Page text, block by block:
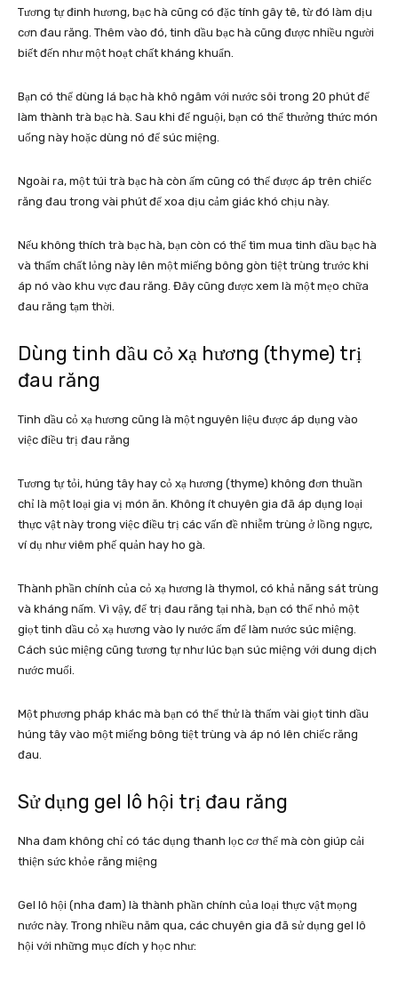
Tương tự đinh hương, bạc hà cũng có đặc tính gây tê, từ đó làm dịu
cơn đau răng. Thêm vào đó, tinh dầu bạc hà cũng được nhiều người
biết đến như một hoạt chất kháng khuẩn.
Bạn có thể dùng lá bạc hà khô ngâm với nước sôi trong 20 phút để
làm thành trà bạc hà. Sau khi để nguội, bạn có thể thưởng thức món
uống này hoặc dùng nó để súc miệng.
Ngoài ra, một túi trà bạc hà còn ấm cũng có thể được áp trên chiếc
răng đau trong vài phút để xoa dịu cảm giác khó chịu này.
Nếu không thích trà bạc hà, bạn còn có thể tìm mua tinh dầu bạc hà
và thấm chất lỏng này lên một miếng bông gòn tiệt trùng trước khi
áp nó vào khu vực đau răng. Đây cũng được xem là một mẹo chữa
đau răng tạm thời.
Dùng tinh dầu cỏ xạ hương (thyme) trị
đau răng
Tinh dầu cỏ xạ hương cũng là một nguyên liệu được áp dụng vào
việc điều trị đau răng
Tương tự tỏi, húng tây hay cỏ xạ hương (thyme) không đơn thuần
chỉ là một loại gia vị món ăn. Không ít chuyên gia đã áp dụng loại
thực vật này trong việc điều trị các vấn đề nhiễm trùng ở lồng ngực,
ví dụ như viêm phế quản hay ho gà.
Thành phần chính của cỏ xạ hương là thymol, có khả năng sát trùng
và kháng nấm. Vì vậy, để trị đau răng tại nhà, bạn có thể nhỏ một
giọt tinh dầu cỏ xạ hương vào ly nước ấm để làm nước súc miệng.
Cách súc miệng cũng tương tự như lúc bạn súc miệng với dung dịch
nước muối.
Một phương pháp khác mà bạn có thể thử là thấm vài giọt tinh dầu
húng tây vào một miếng bông tiệt trùng và áp nó lên chiếc răng
đau.
Sử dụng gel lô hội trị đau răng
Nha đam không chỉ có tác dụng thanh lọc cơ thể mà còn giúp cải
thiện sức khỏe răng miệng
Gel lô hội (nha đam) là thành phần chính của loại thực vật mọng
nước này. Trong nhiều năm qua, các chuyên gia đã sử dụng gel lô
hội với những mục đích y học như: